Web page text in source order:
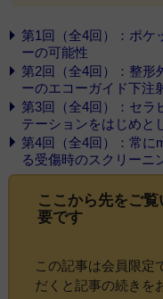
第1回（全4回）：ポケ
ーの可能性
第2回（全4回）：整形
ーのエコーガイド下注
第3回（全4回）：セラ
テーションをはじめと
第4回（全4回）：常に
る受傷時のスクリーニ
ここから先をご覧
要です
この記事は会員限定
だくと記事の続きを